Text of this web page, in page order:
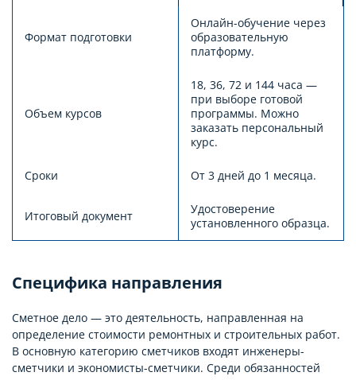
Формат подготовки
Онлайн-обучение через
образовательную
платформу.
Объем курсов
18, 36, 72 и 144 часа —
при выборе готовой
программы. Можно
заказать персональный
курс.
Сроки От 3 дней до 1 месяца.
Итоговый документ
Удостоверение
установленного образца.
Специфика направления
Сметное дело — это деятельность, направленная на
определение стоимости ремонтных и строительных работ.
В основную категорию сметчиков входят инженеры-
сметчики и экономисты-сметчики. Среди обязанностей